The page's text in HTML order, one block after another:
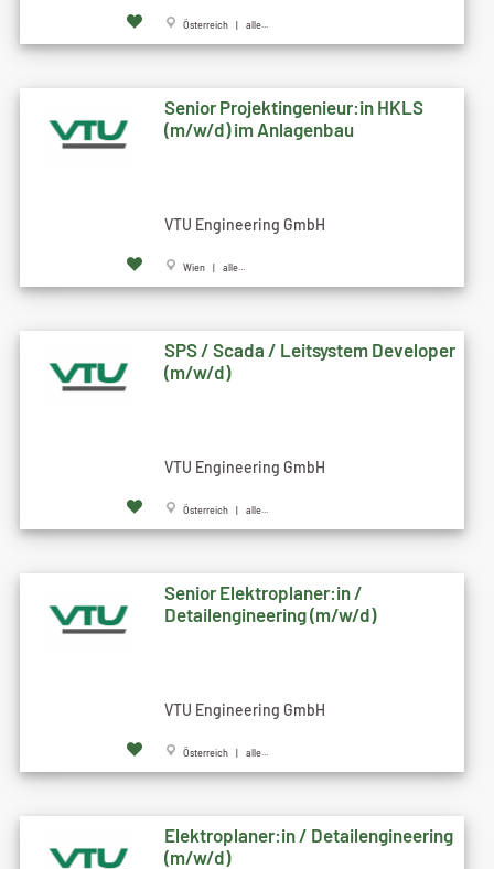
Österreich | alle...
Senior Projektingenieur:in HKLS
(m/w/d) im Anlagenbau
VTU Engineering GmbH
Wien | alle...
SPS / Scada / Leitsystem Developer
(m/w/d)
VTU Engineering GmbH
Österreich | alle...
Senior Elektroplaner:in /
Detailengineering (m/w/d)
VTU Engineering GmbH
Österreich | alle...
Elektroplaner:in / Detailengineering
(m/w/d)